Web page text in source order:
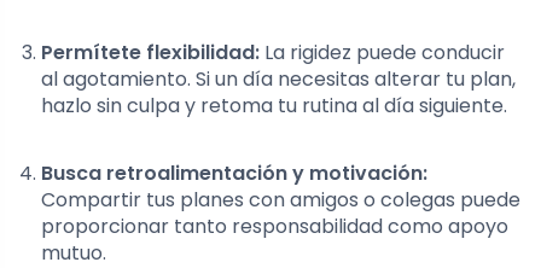
Permítete flexibilidad: La rigidez puede conducir
al agotamiento. Si un día necesitas alterar tu plan,
hazlo sin culpa y retoma tu rutina al día siguiente.
Busca retroalimentación y motivación:
Compartir tus planes con amigos o colegas puede
proporcionar tanto responsabilidad como apoyo
mutuo.